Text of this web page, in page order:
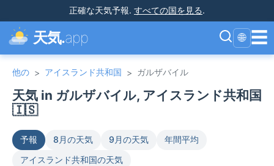
正確な天気予報. すべての国を見る.
天気.app 🌐 ☰
他の > アイスランド共和国 > ガルザバイル
天気 in ガルザバイル, アイスランド共和国
🇮🇸
予報 8月の天気 9月の天気
年間平均
アイスランド共和国の天気